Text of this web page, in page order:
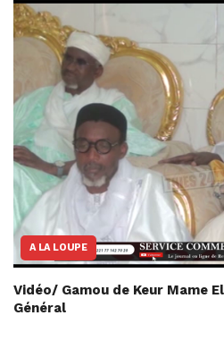
A LA LOUPE
Vidéo/ Gamou de Keur Mame
Général